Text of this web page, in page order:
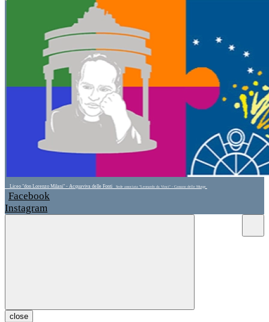
Liceo "don Lorenzo Milani" - Acquaviva delle Fonti Sede associata "Leonardo da Vinci" - Cassano delle Murge
Facebook
Instagram
close